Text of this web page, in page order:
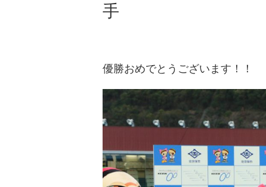
手
優勝おめでとうございます！！